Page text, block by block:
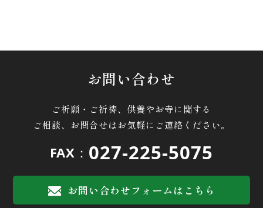
お問い合わせ
ご祈願・ご祈祷、供養やお寺に関する
ご相談、お問合せはお気軽にご連絡ください。
FAX： 027-225-5075
お問い合わせフォームはこちら